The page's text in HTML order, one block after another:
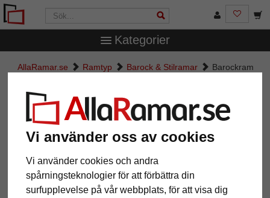
Vi använder oss av cookies
Vi använder cookies och andra
spårningsteknologier för att förbättra din
surfupplevelse på vår webbplats, för att visa dig
Kategorier
AllaRamar.se Ramtyp Barock & Stilramar
Barockram
Barockram Salamanca Color